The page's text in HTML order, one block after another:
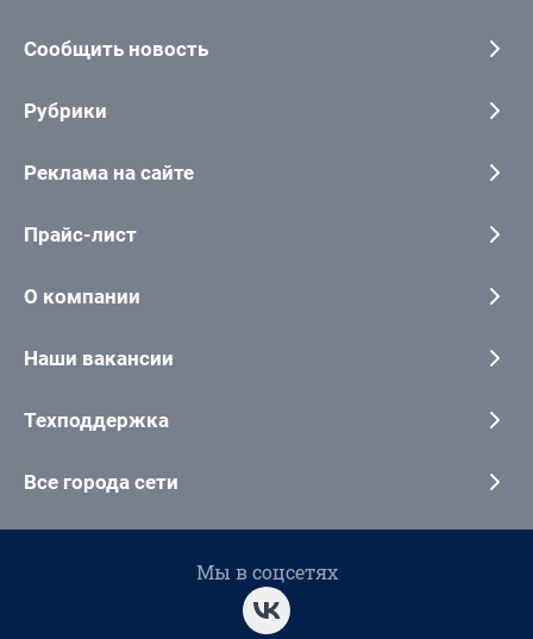
Сообщить новость
Рубрики
Реклама на сайте
Прайс-лист
О компании
Наши вакансии
Техподдержка
Все города сети
Мы в соцсетях